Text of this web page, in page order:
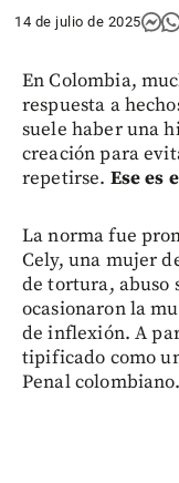
14 de julio de 2025
En Colombia,
respuesta a
suele haber una
creación para
repetirse. Ese es
La norma fue
Cely, una mujer
de tortura, abuso
ocasionaron la
de inflexión. A
tipificado como
Penal colombiano.